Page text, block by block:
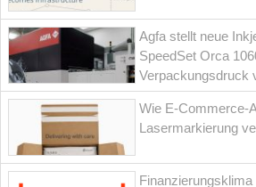
Agfa stellt neue
SpeedSet Orca
Verpackungsdruck
Wie E-Commerce-
Lasermarkierung